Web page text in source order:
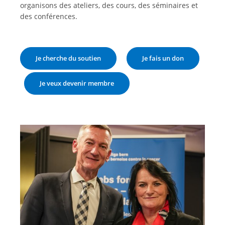
organisons des ateliers, des cours, des séminaires et
des conférences.
Je cherche du soutien Je fais un don
Je veux devenir membre